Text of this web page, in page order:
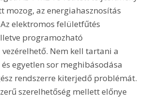
mozog, az energiahasznosítás
elektromos felületfűtés
programozható
Nem kell tartani a
egyetlen sor meghibásodása
rendszerre kiterjedő problémát.
szerelhetőség mellett előnye